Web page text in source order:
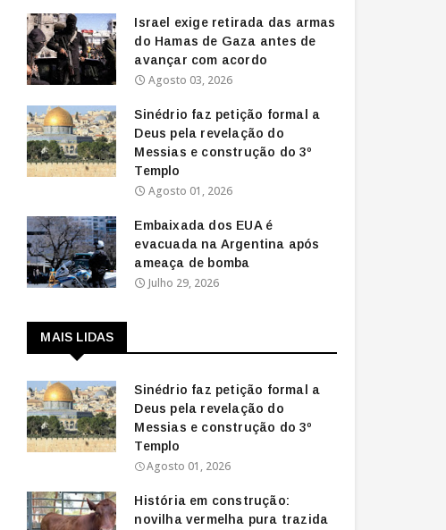
Israel exige retirada das armas
do Hamas de Gaza antes de
avançar com acordo
Agosto 03, 2026
Sinédrio faz petição formal a
Deus pela revelação do
Messias e construção do 3º
Templo
Agosto 01, 2026
Embaixada dos EUA é
evacuada na Argentina após
ameaça de bomba
Julho 29, 2026
MAIS LIDAS
Sinédrio faz petição formal a
Deus pela revelação do
Messias e construção do 3º
Templo
Agosto 01, 2026
História em construção:
novilha vermelha pura trazida